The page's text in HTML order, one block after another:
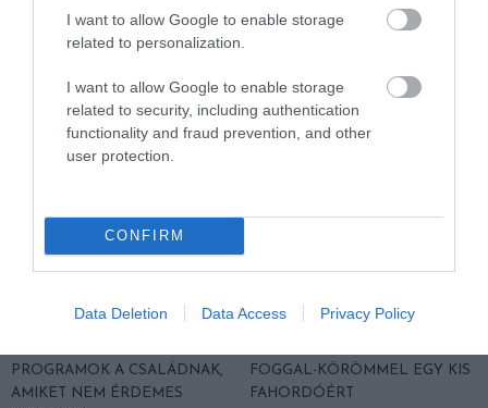
I want to allow Google to enable storage
related to personalization.
I want to allow Google to enable storage
related to security, including authentication
functionality and fraud prevention, and other
user protection.
CONFIRM
Data Deletion Data Access Privacy Policy
AUTIZMUSSAL ÉLŐK ÉLETÉT!
2025-03-13
2024-12-13
ESŐS ŐSZI NAPOKON IS
PROGRAMOK A CSALÁDNAK,
AMIKET NEM ÉRDEMES
EGY FURA HAGYOMÁNY: KÉT
FOGGAL-KÖRÖMMEL EGY KIS
FAHORDÓÉRT